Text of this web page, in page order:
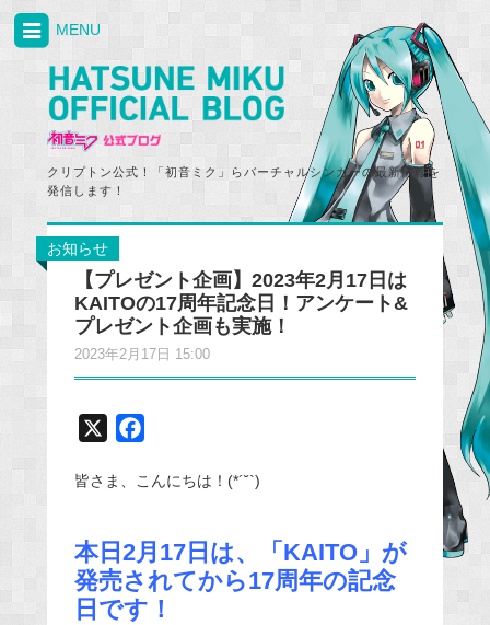
クリプトン公式！「初音ミク」らバーチャルシンガーの最新情報を
発信します！
MENU
お知らせ
【プレゼント企画】2023年2月17日は
KAITOの17周年記念日！アンケート&
プレゼント企画も実施！
2023年2月17日 15:00
c
b
o
o
皆さま、こんにちは！(*´˘`)
本日2月17日は、「KAITO」が
発売されてから17周年の記念
日です！